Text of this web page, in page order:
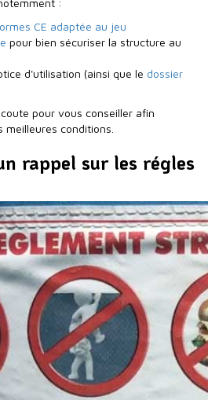
:
CE adaptée au jeu
pour bien sécuriser la structure au
d'utilisation (ainsi que le dossier
pour vous conseiller afin
conditions.
rappel sur les régles